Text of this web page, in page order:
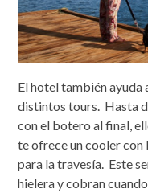
El hotel también
distintos tours. Hasta
con el botero al final,
te ofrece un cooler con
para la travesía. Este
hielera y cobran